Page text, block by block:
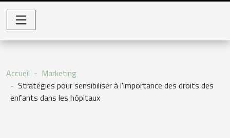
Accueil
Marketing
Stratégies pour sensibiliser à l'importance des droits des
enfants dans les hôpitaux